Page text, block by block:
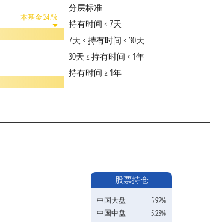
本基金 247%
分层标准
持有时间 < 7天
7天 ≤ 持有时间 < 30天
30天 ≤ 持有时间 < 1年
持有时间 ≥ 1年
股票持仓
中国大盘
5.92%
中国中盘
5.23%